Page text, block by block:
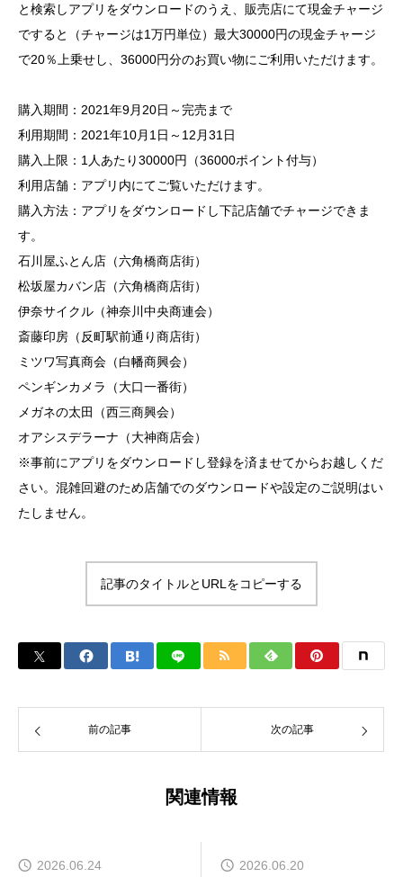
と検索しアプリをダウンロードのうえ、販売店にて現金チャージ
ですると（チャージは1万円単位）最大30000円の現金チャージ
で20％上乗せし、36000円分のお買い物にご利用いただけます。
購入期間：2021年9月20日～完売まで
利用期間：2021年10月1日～12月31日
購入上限：1人あたり30000円（36000ポイント付与）
利用店舗：アプリ内にてご覧いただけます。
購入方法：アプリをダウンロードし下記店舗でチャージできま
す。
石川屋ふとん店（六角橋商店街）
松坂屋カバン店（六角橋商店街）
伊奈サイクル（神奈川中央商連会）
斎藤印房（反町駅前通り商店街）
ミツワ写真商会（白幡商興会）
ペンギンカメラ（大口一番街）
メガネの太田（西三商興会）
オアシスデラーナ（大神商店会）
※事前にアプリをダウンロードし登録を済ませてからお越しくだ
さい。混雑回避のため店舗でのダウンロードや設定のご説明はい
たしません。
記事のタイトルとURLをコピーする
前の記事 次の記事
関連情報
2026.06.24 2026.06.20